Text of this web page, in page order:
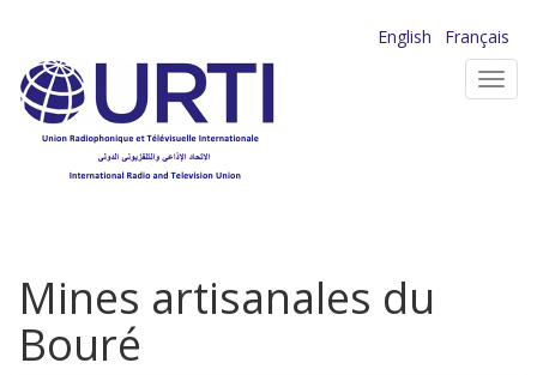
contenu
principal
English
Français
Mines artisanales du
Bouré